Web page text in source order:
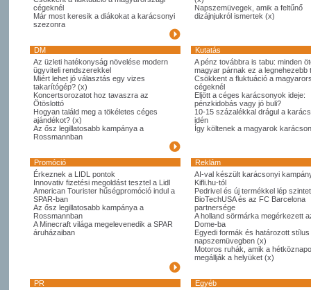
cégeknél
Már most keresik a diákokat a karácsonyi
szezonra
Napszemüvegek, amik a feltűnő
dizájnjukról ismertek (x)
DM
Kutatás
Az üzleti hatékonyság növelése modern
ügyviteli rendszerekkel
Miért lehet jó választás egy vizes
takarítógép? (x)
Koncertsorozatot hoz tavaszra az
Ötöslottó
Hogyan találd meg a tökéletes céges
ajándékot? (x)
Az ősz legillatosabb kampánya a
Rossmannban
A pénz továbbra is tabu: minden
magyar párnak ez a legnehezebb
Csökkent a fluktuáció a
cégeknél
Eljött a céges karácsonyok ideje:
pénzkidobás vagy jó buli?
10-15 százalékkal drágul a
idén
Így költenek a magyarok
Promóció
Reklám
Érkeznek a LIDL pontok
Innovativ fizetési megoldást tesztel a Lidl
American Tourister hűségpromóció indul a
SPAR-ban
Az ősz legillatosabb kampánya a
Rossmannban
A Minecraft világa megelevenedik a SPAR
áruházaiban
AI-val készült karácsonyi
Kifli.hu-tól
Pedrivel és új termékkel lép
BioTechUSA és az FC Barcelona
partnersége
A holland sörmárka megérkezett
Dome-ba
Egyedi formák és határozott
napszemüvegben (x)
Motoros ruhák, amik a
megállják a helyüket (x)
PR
Egyéb